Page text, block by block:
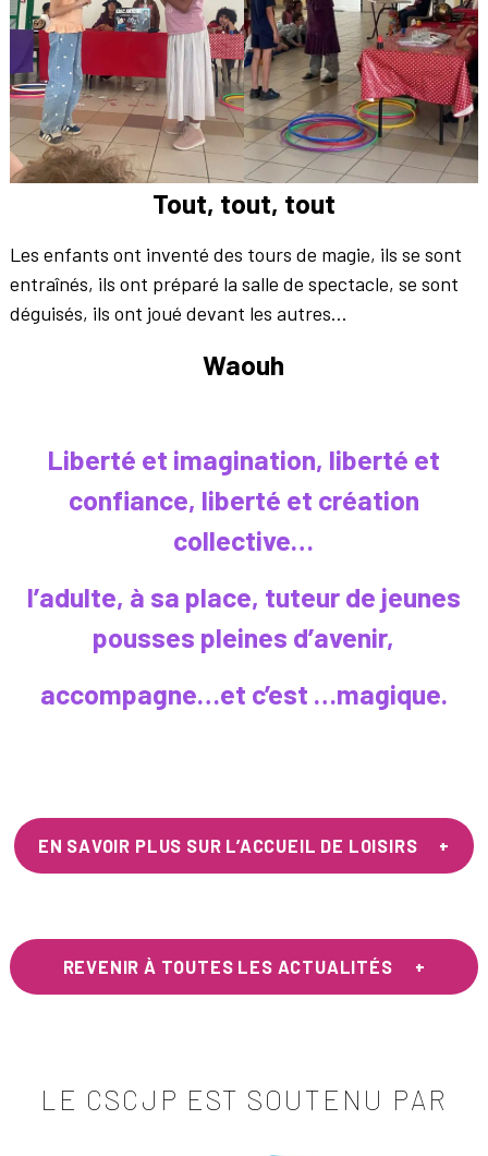
Tout, tout, tout
Les enfants ont inventé des tours de magie, ils se sont
entraînés, ils ont préparé la salle de spectacle, se sont
déguisés, ils ont joué devant les autres…
Waouh
Liberté et imagination, liberté et
confiance, liberté et création
collective…
l’adulte, à sa place, tuteur de jeunes
pousses pleines d’avenir,
accompagne…et c’est …magique.
EN SAVOIR PLUS SUR L’ACCUEIL DE LOISIRS
REVENIR À TOUTES LES ACTUALITÉS
LE CSCJP EST SOUTENU PAR